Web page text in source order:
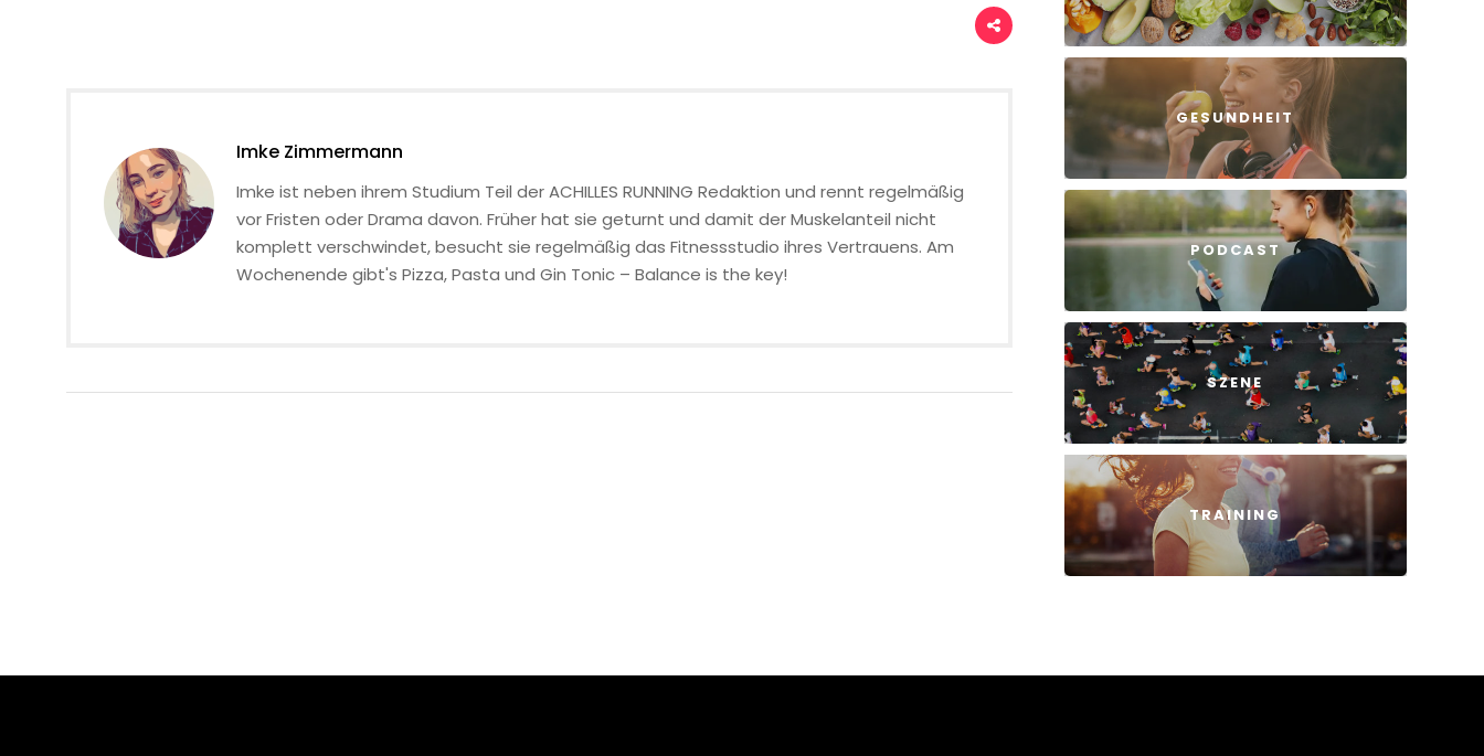
Imke Zimmermann
Imke ist neben ihrem Studium Teil der ACHILLES RUNNING Redaktion und rennt regelmäßig
vor Fristen oder Drama davon. Früher hat sie geturnt und damit der Muskelanteil nicht
komplett verschwindet, besucht sie regelmäßig das Fitnessstudio ihres Vertrauens. Am
Wochenende gibt's Pizza, Pasta und Gin Tonic – Balance is the key!
GESUNDHEIT
PODCAST
SZENE
TRAINING